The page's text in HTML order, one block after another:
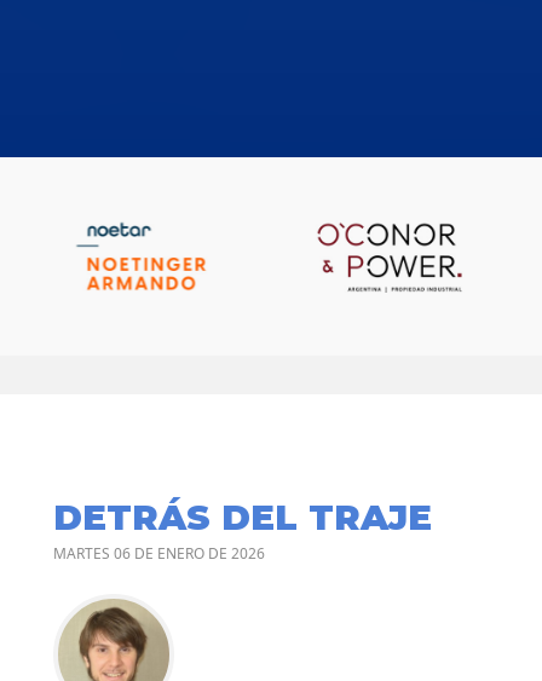
DETRÁS DEL TRAJE
MARTES 06 DE ENERO DE 2026